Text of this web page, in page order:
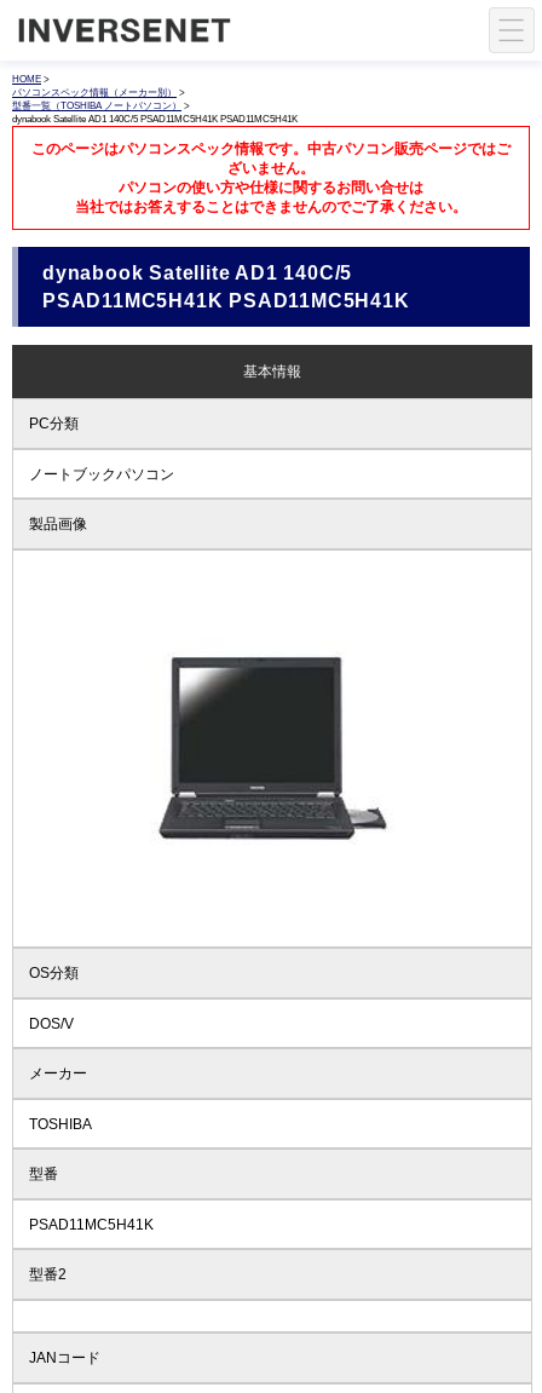
HOME >
パソコンスペック情報（メーカー別）
>
型番一覧（TOSHIBA ノートパソコン）
>
dynabook Satellite AD1 140C/5 PSAD11MC5H41K PSAD11MC5H41K
このページはパソコンスペック情報です。中古パソコン販売ページではご
ざいません。
パソコンの使い方や仕様に関するお問い合せは
当社ではお答えすることはできませんのでご了承ください。
dynabook Satellite AD1 140C/5
PSAD11MC5H41K PSAD11MC5H41K
基本情報
PC分類
ノートブックパソコン
製品画像
OS分類
DOS/V
メーカー
TOSHIBA
型番
PSAD11MC5H41K
型番2
JANコード